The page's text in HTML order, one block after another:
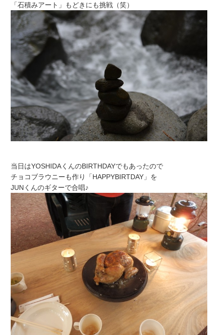
「石積みアート」もどきにも挑戦（笑）
当日はYOSHIDAくんのBIRTHDAYでもあったので
チョコブラウニーも作り「HAPPYBIRTDAY」を
JUNくんのギターで合唱♪